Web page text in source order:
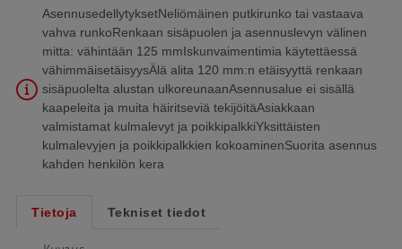
AsennusedellytyksetNeliömäinen putkirunko tai vastaava
vahva runkoRenkaan sisäpuolen ja asennuslevyn välinen
mitta: vähintään 125 mmIskunvaimentimia käytettäessä
vähimmäisetäisyysÄlä alita 120 mm:n etäisyyttä renkaan
sisäpuolelta alustan ulkoreunaanAsennusalue ei sisällä
kaapeleita ja muita häiritseviä tekijöitäAsiakkaan
valmistamat kulmalevyt ja poikkipalkkiYksittäisten
kulmalevyjen ja poikkipalkkien kokoaminenSuorita asennus
kahden henkilön kera
Tietoja Tekniset tiedot